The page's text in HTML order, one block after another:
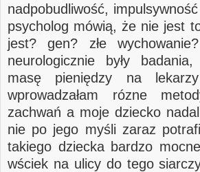
nadpobudliwość,
psycholog mówią, że nie jest
jest? gen? złe
neurologicznie były
masę pieniędzy na
wprowadzałam rózne
zachwań a moje dziecko
nie po jego myśli zaraz
takiego dziecka bardzo
wściek na ulicy do tego